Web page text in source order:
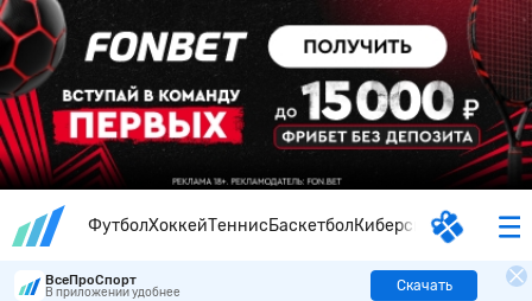
ФутболХоккейТеннисБаскетболКиберспорт
ВсеПроСпорт
В приложении удобнее Скачать